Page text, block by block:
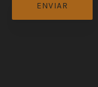
ENVIAR